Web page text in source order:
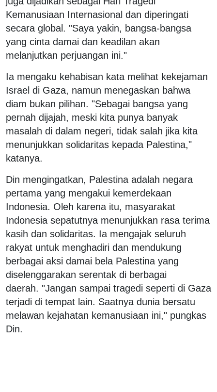
Kemanusiaan Internasional dan diperingati
secara global. "Saya yakin, bangsa-bangsa
yang cinta damai dan keadilan akan
melanjutkan perjuangan ini."
Ia mengaku kehabisan kata melihat kekejaman
Israel di Gaza, namun menegaskan bahwa
diam bukan pilihan. "Sebagai bangsa yang
pernah dijajah, meski kita punya banyak
masalah di dalam negeri, tidak salah jika kita
menunjukkan solidaritas kepada Palestina,"
katanya.
Din mengingatkan, Palestina adalah negara
pertama yang mengakui kemerdekaan
Indonesia. Oleh karena itu, masyarakat
Indonesia sepatutnya menunjukkan rasa terima
kasih dan solidaritas. Ia mengajak seluruh
rakyat untuk menghadiri dan mendukung
berbagai aksi damai bela Palestina yang
diselenggarakan serentak di berbagai
daerah. "Jangan sampai tragedi seperti di Gaza
terjadi di tempat lain. Saatnya dunia bersatu
melawan kejahatan kemanusiaan ini," pungkas
Din.